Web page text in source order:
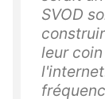
SVOD
leur